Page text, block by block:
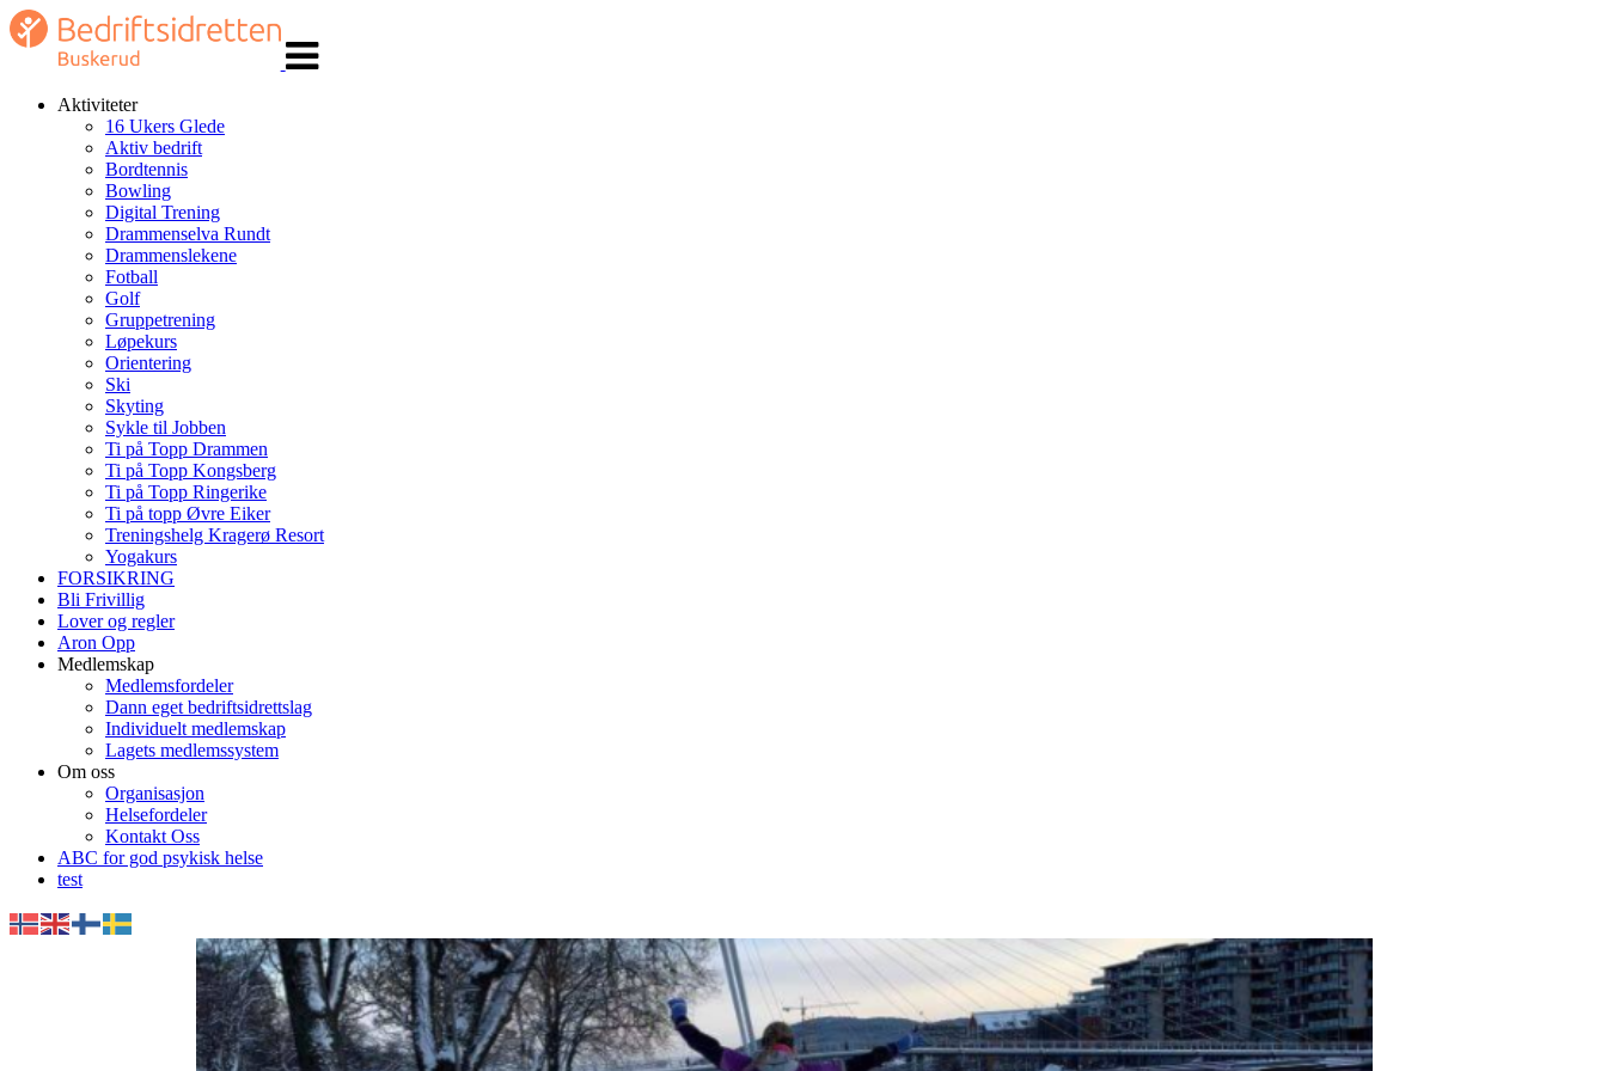
navigasjon
Aktiviteter
16 Ukers Glede
Aktiv bedrift
Bordtennis
Bowling
Digital Trening
Drammenselva Rundt
Drammenslekene
Fotball
Golf
Gruppetrening
Løpekurs
Orientering
Ski
Skyting
Sykle til Jobben
Ti på Topp Drammen
Ti på Topp Kongsberg
Ti på Topp Ringerike
Ti på topp Øvre Eiker
Treningshelg Kragerø Resort
Yogakurs
FORSIKRING
Bli Frivillig
Lover og regler
Aron Opp
Medlemskap
Medlemsfordeler
Dann eget bedriftsidrettslag
Individuelt medlemskap
Lagets medlemssystem
Om oss
Organisasjon
Helsefordeler
Kontakt Oss
ABC for god psykisk helse
test